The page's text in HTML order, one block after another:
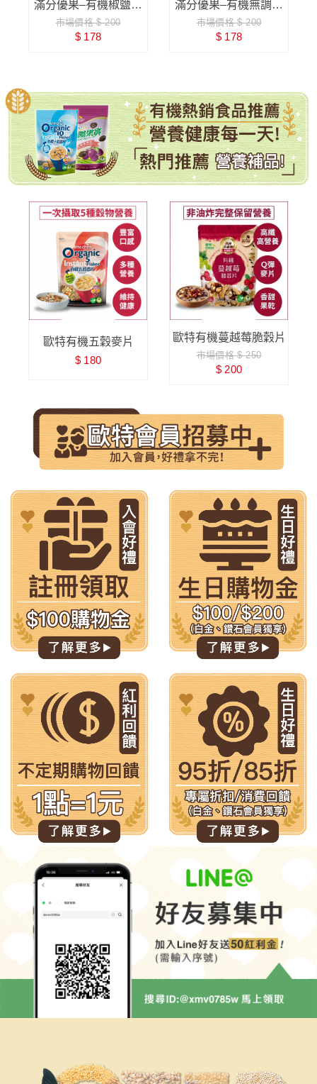
滿分優果–有機椒鹽堅
果
市場價格 $ 200
$ 178
滿分優果–有機無調味
南瓜子
市場價格 $ 200
$ 178
歐特有機五穀麥片
$ 180
歐特有機蔓越莓脆穀片
市場價格 $ 250
$ 200